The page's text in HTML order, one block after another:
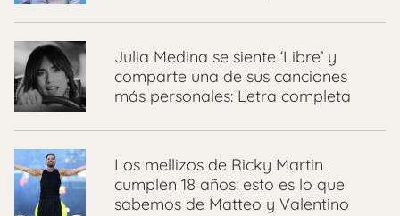
Julia Medina se siente ‘Libre’ y
comparte una de sus canciones
más personales: Letra completa
Los mellizos de Ricky Martin
cumplen 18 años: esto es lo que
sabemos de Matteo y Valentino